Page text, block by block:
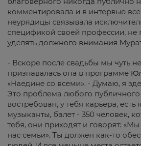
комментировала и в интервью
неурядицы связывала
спецификой своей профессии,
уделять должного внимания
- Вскоре после свадьбы мы чуть
признавалась она в программе
«Наедине со всеми». - Думаю, я
Это проблема любого публичного
востребован, у тебя карьера, есть
музыканты, балет - 350 человек,
тебя, они приходят и говорят:
нас семьи». Ты должен как-то